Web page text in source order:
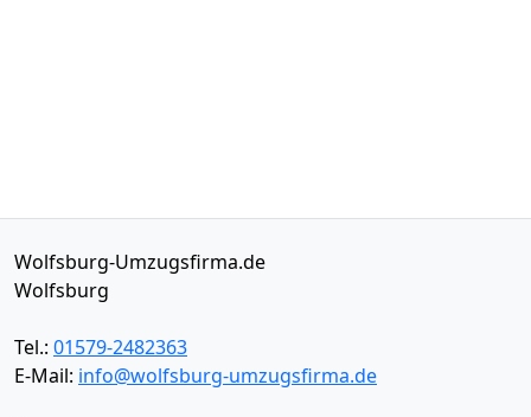
Wolfsburg-Umzugsfirma.de
Wolfsburg
Tel.: 01579-2482363
E-Mail: info@wolfsburg-umzugsfirma.de